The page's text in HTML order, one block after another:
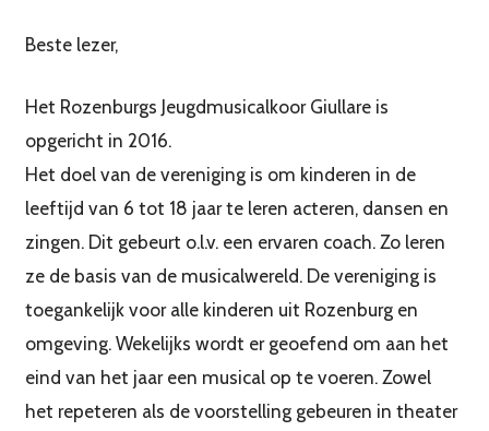
Beste lezer,
Het Rozenburgs Jeugdmusicalkoor Giullare is
opgericht in 2016.
Het doel van de vereniging is om kinderen in de
leeftijd van 6 tot 18 jaar te leren acteren, dansen en
zingen. Dit gebeurt o.l.v. een ervaren coach. Zo leren
ze de basis van de musicalwereld. De vereniging is
toegankelijk voor alle kinderen uit Rozenburg en
omgeving. Wekelijks wordt er geoefend om aan het
eind van het jaar een musical op te voeren. Zowel
het repeteren als de voorstelling gebeuren in theater